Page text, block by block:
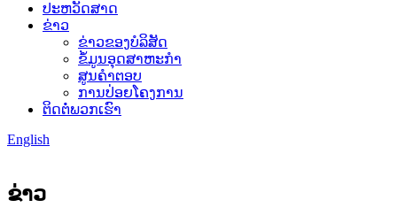
ປະຫວັດສາດ
ຂ່າວ
ຂ່າວຂອງບໍລິສັດ
ຂໍ້ມູນອຸດສາຫະກໍາ
ສູນຄຳຕອບ
ການປ່ອຍໂຄງການ
ຕິດ​ຕໍ່​ພວກ​ເຮົາ
English
ຂ່າວ